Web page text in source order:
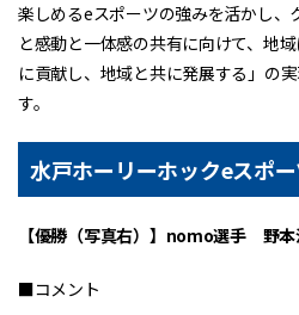
楽しめるeスポーツの強みを活かし、
と感動と一体感の共有に向けて、地
に貢献し、地域と共に発展する」の
す。
水戸ホーリーホックeスポ
【優勝（写真右）】nomo選手 野
■コメント